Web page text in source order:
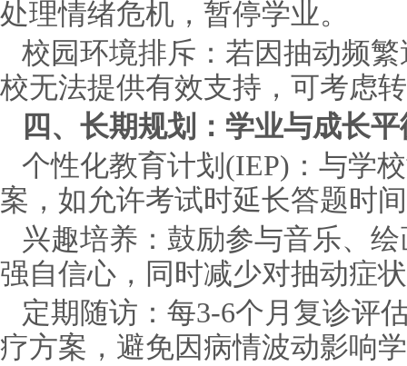
处理情绪危机，暂停学业。
校园环境排斥：若因抽动频
校无法提供有效支持，可考虑
四、长期规划：学业与成长平
个性化教育计划(IEP)：与学
案，如允许考试时延长答题时
兴趣培养：鼓励参与音乐、
强自信心，同时减少对抽动症
定期随访：每3-6个月复诊评
疗方案，避免因病情波动影响